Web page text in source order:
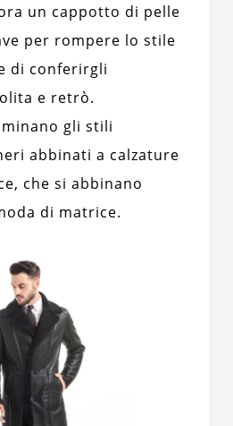
un cappotto di pelle
per rompere lo stile
di conferirgli
e retrò.
gli stili
abbinati a calzature
che si abbinano
di matrice.